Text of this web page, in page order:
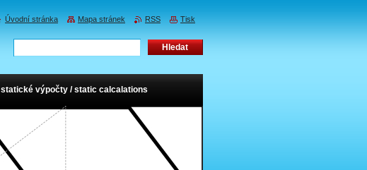
statické výpočty / static calcalations
Úvodní stránka Mapa stránek RSS Tisk